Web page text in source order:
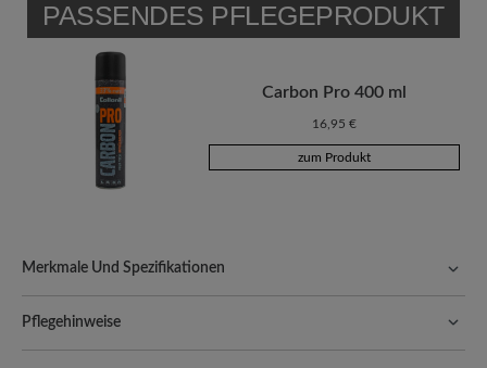
PASSENDES PFLEGEPRODUKT
Carbon Pro 400 ml
16,95 €
zum Produkt
Merkmale Und Spezifikationen
Natürlich geformte Schuhe, handgefertigt hergestellt.
Qualität, die man spürt:Gefettetes Rindnappaleder punktet mit
Pflegehinweise